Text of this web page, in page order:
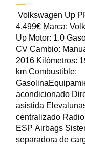
Volkswagen Up
4.499€ Marca:
Up Motor: 1.0
CV Cambio:
2016 Kilómetros:
km Combustible:
acondicionado
asistida
centralizado
ESP Airbags
separadora de